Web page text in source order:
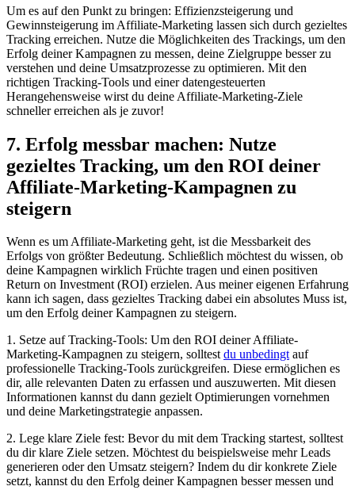
Um es auf‍ den Punkt zu bringen: Effizienzsteigerung‌ und‍
Gewinnsteigerung ⁢im Affiliate-Marketing lassen ‍sich ⁤durch⁣ gezieltes
Tracking erreichen. Nutze die ⁢Möglichkeiten des Trackings, um den
Erfolg ⁣deiner Kampagnen zu⁤ messen, ‌deine ​Zielgruppe besser zu‍
verstehen ​und⁣ deine Umsatzprozesse‍ zu optimieren. Mit den
richtigen Tracking-Tools und ‌einer datengesteuerten
⁤Herangehensweise⁣ wirst ⁢du deine ⁢Affiliate-Marketing-Ziele
schneller erreichen als je⁣ zuvor!
7. Erfolg messbar machen: Nutze
gezieltes⁤ Tracking,⁤ um den ROI deiner
Affiliate-Marketing-Kampagnen zu
steigern
Wenn ‍es um Affiliate-Marketing ⁤geht, ist die Messbarkeit des
Erfolgs von‌ größter Bedeutung. Schließlich möchtest du⁣ wissen, ob
deine Kampagnen wirklich‌ Früchte tragen und‌ einen positiven
Return on Investment⁣ (ROI) erzielen. Aus ‍meiner eigenen Erfahrung
kann ‍ich sagen, dass⁣ gezieltes Tracking ‍dabei ein⁣ absolutes Muss ist,
um den Erfolg deiner Kampagnen​ zu steigern.
1. Setze auf Tracking-Tools: Um den​ ROI deiner Affiliate-
Marketing-Kampagnen zu steigern, solltestdu unbedingt⁤ auf
professionelle ‌Tracking-Tools zurückgreifen. Diese ermöglichen es
‌dir, alle relevanten⁤ Daten zu erfassen und ⁤auszuwerten. Mit ⁣diesen
Informationen kannst ‌du dann gezielt Optimierungen vornehmen‍
und⁤ deine Marketingstrategie anpassen.
2.​ Lege klare⁣ Ziele fest: Bevor du mit dem Tracking ‌startest, solltest​
du dir klare Ziele setzen. Möchtest ⁢du beispielsweise mehr Leads
generieren oder‍ den Umsatz steigern? Indem du dir ​konkrete Ziele
setzt, kannst ‍du ⁤den Erfolg⁣ deiner Kampagnen besser messen und